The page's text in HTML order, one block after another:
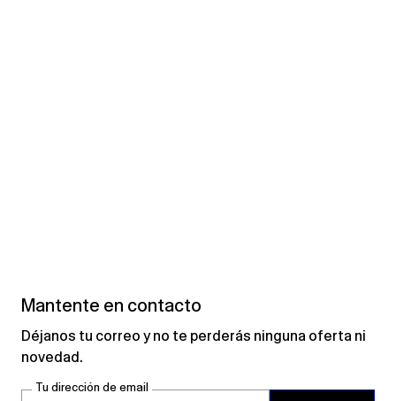
Mantente en contacto
Déjanos tu correo y no te perderás ninguna oferta ni
novedad.
Tu dirección de email